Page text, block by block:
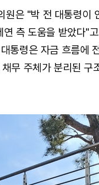
은 "박 전 대통령이
측 도움을 받았다"
통령은 자금 흐름에
무 주체가 분리된 구